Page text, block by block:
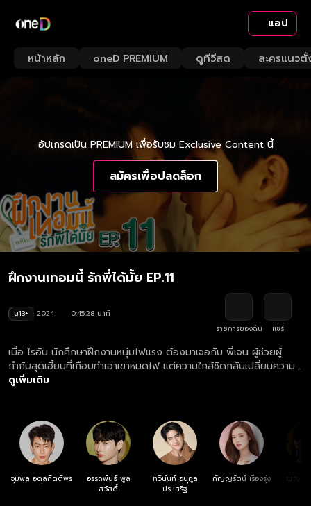
แอป
หน้าหลัก oneD PREMIUM ดูทีวีสด ละครแนวตั้
อัปเกรดเป็น PREMIUM เพื่อรับชม Exclusive Content นี้
สมัครเพื่อปลดล็อก
ฝึกงานเทอมนี้ รักพี่ได้มั้ย EP.11
น13+ 2024
0:45:28 นาที
รายการของฉัน
แชร์
เมื่อ ไรอัน นักศึกษาฝึกงานหนุ่มไฟแรง ต้องมาเจอกับ พี่เจน ผู้ช่วยผู้
กำกับสุดเฮี้ยบที่เกือบทำเอาเขาหมดไฟ แต่ความใกล้ชิดกลับเปลี่ยนความ
ทุกข์เป็นความหวั่นไหว จนกลายเป็นภารกิจพิชิตใจรุ่นพี่สุดท้าทาย
ดูเพิ่มเติม
จุมพล อดุลกิตติพร
อรรถพันธ์ พูล
สวัสดิ์
ทวินันท์ อนุกูล
ประเสริฐ
กัญญรัตน์ เรืองรุ่ง
เบญญ